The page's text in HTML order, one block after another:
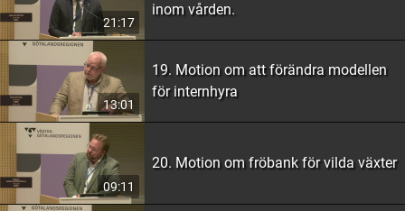
21:17
inom vården.
13:01
19. Motion om att förändra modellen
för internhyra
09:11
20. Motion om fröbank för vilda växter